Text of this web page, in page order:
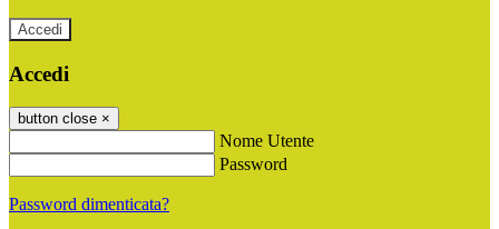
Accedi
Accedi
button close ×
Nome Utente
Password
Password dimenticata?